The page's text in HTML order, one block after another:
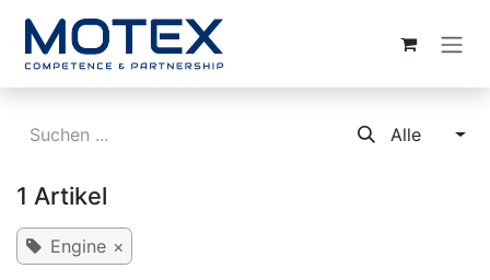
Alle
1 Artikel
Engine ×